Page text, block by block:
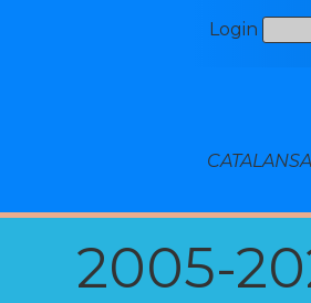
Login
2005-